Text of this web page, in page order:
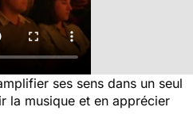
ses sens dans un seul
la musique et en apprécier